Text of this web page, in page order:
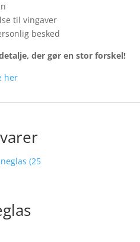
til vingaver
besked
der gør en stor forskel!
her